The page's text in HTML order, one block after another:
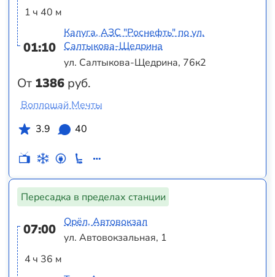
1 ч 40 м
01:10
От 1386 руб.
Калуга, АЗС "Роснефть" по ул.
Салтыкова-Щедрина
ул. Салтыкова-Щедрина, 76к2
Воплощай Мечты
3.9
40
Пересадка в пределах станции
07:00
4 ч 36 м
Орёл, Автовокзал
ул. Автовокзальная, 1